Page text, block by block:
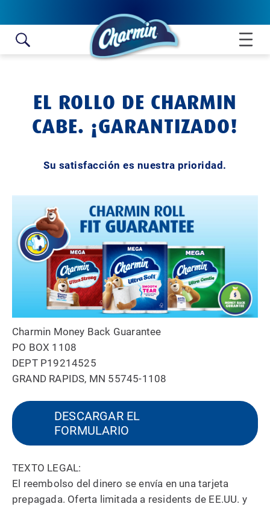
EL ROLLO DE CHARMIN
CABE. ¡GARANTIZADO!
Su satisfacción es nuestra prioridad.
Charmin Money Back Guarantee
PO BOX 1108
DEPT P19214525
GRAND RAPIDS, MN 55745-1108
DESCARGAR EL
FORMULARIO
TEXTO LEGAL:
El reembolso del dinero se envía en una tarjeta
prepagada. Oferta limitada a residents de EE.UU. y